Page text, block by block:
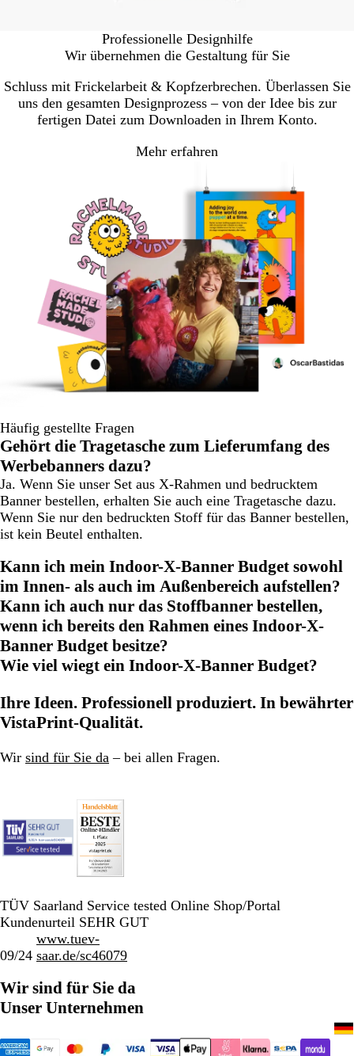
Professionelle Designhilfe
Wir übernehmen die Gestaltung für Sie
Schluss mit Frickelarbeit & Kopfzerbrechen. Überlassen Sie
uns den gesamten Designprozess – von der Idee bis zur
fertigen Datei zum Downloaden in Ihrem Konto.
Mehr erfahren
Häufig gestellte Fragen
Gehört die Tragetasche zum Lieferumfang des
Werbebanners dazu?
Ja. Wenn Sie unser Set aus X-Rahmen und bedrucktem
Banner bestellen, erhalten Sie auch eine Tragetasche dazu.
Wenn Sie nur den bedruckten Stoff für das Banner bestellen,
ist kein Beutel enthalten.
Kann ich mein Indoor-X-Banner Budget sowohl
im Innen- als auch im Außenbereich aufstellen?
Kann ich auch nur das Stoffbanner bestellen,
wenn ich bereits den Rahmen eines Indoor-X-
Banner Budget besitze?
Wie viel wiegt ein Indoor-X-Banner Budget?
Ihre Ideen. Professionell produziert. In bewährter
VistaPrint-Qualität.
Wir sind für Sie da – bei allen Fragen.
TÜV Saarland Service tested Online Shop/Portal
Kundenurteil SEHR GUT
09/24
www.tuev-
saar.de/sc46079
Wir sind für Sie da
Unser Unternehmen